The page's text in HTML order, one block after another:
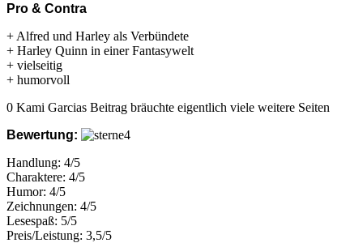
Pro & Contra
+ Alfred und Harley als Verbündete
+ Harley Quinn in einer Fantasywelt
+ vielseitig
+ humorvoll
0 Kami Garcias Beitrag bräuchte eigentlich viele weitere Seiten
Bewertung:
Handlung: 4/5
Charaktere: 4/5
Humor: 4/5
Zeichnungen: 4/5
Lesespaß: 5/5
Preis/Leistung: 3,5/5